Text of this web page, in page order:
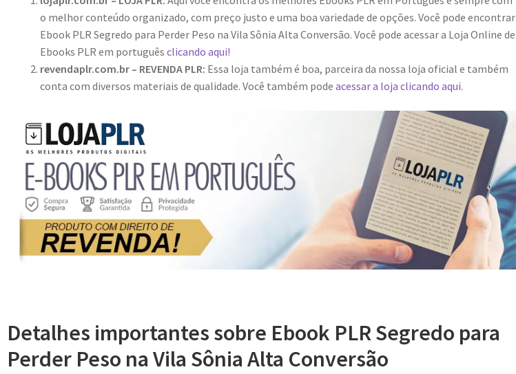
o melhor conteúdo organizado, com preço justo e uma boa variedade de opções. Você pode encontrar
Ebook PLR Segredo para Perder Peso na Vila Sônia Alta Conversão. Você pode acessar a Loja Online de
Ebooks PLR em português clicando aqui!
revendaplr.com.br – REVENDA PLR: Essa loja também é boa, parceira da nossa loja oficial e também
conta com diversos materiais de qualidade. Você também pode acessar a loja clicando aqui.
Detalhes importantes sobre Ebook PLR Segredo para
Perder Peso na Vila Sônia Alta Conversão